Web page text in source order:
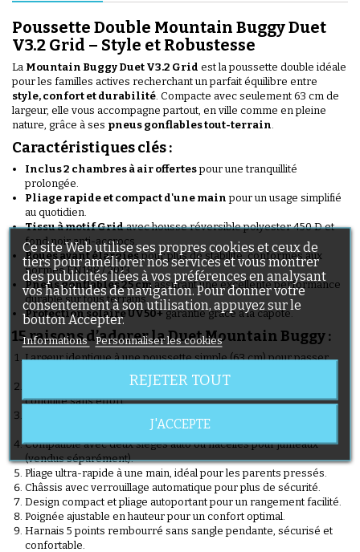
Poussette Double Mountain Buggy Duet
V3.2 Grid – Style et Robustesse
La Mountain Buggy Duet V3.2 Grid est la poussette double idéale
pour les familles actives recherchant un parfait équilibre entre
style, confort et durabilité . Compacte avec seulement 63 cm de
largeur, elle vous accompagne partout, en ville comme en pleine
nature, grâce à ses pneus gonflables tout-terrain
Caractéristiques clés :
Inclus 2 chambres à air offertespour une tranquillité
prolongée.
Pliage rapide et compact d'une main pour un usage simplifié
au quotidien.
Tissu à motif Gridavec housse réversible polyester 450 D et
fond noir anti-accrocs.
Roues avant élargiespour plus de stabilité, conformes aux
normes EN188 / 2013.
Pneus gonflables 25 cm assurant une excellente performance
durable sur tous terrains.
Protection solaire UV50+garantie grâce à la capote.
15 raisons d’adorer la Duet Mountain Buggy :
Largeur identique à une poussette simple (63 cm) pour passer
Système de franchissement des trottoirs performant pour une
conduite sans effort.
Compatible avec deux sièges auto ou nacelles pour jumeaux
(vendus séparément).
Pliage ultra-rapide à une main, idéal pour les parents pressés.
Châssis avec verrouillage automatique pour plus de sécurité.
Design compact et pliage autoportant pour un rangement facilité.
Poignée ajustable en hauteur pour un confort optimal.
Harnais 5 points rembourré sans sangle pendante, sécurisé et
confortable.
Ce site Web utilise ses propres cookies et ceux de
tiers pour améliorer nos services et vous montrer
des publicités liées à vos préférences en analysant
vos habitudes de navigation. Pour donner votre
consentement à son utilisation, appuyez sur le
bouton Accepter.
Informations Personnaliser les cookies
REJETER TOUT
J'ACCEPTE